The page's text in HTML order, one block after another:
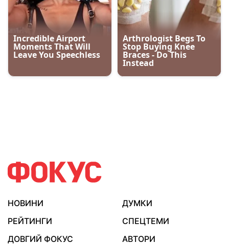
НОВИНИ
ДУМКИ
РЕЙТИНГИ
СПЕЦТЕМИ
ДОВГИЙ ФОКУС
АВТОРИ